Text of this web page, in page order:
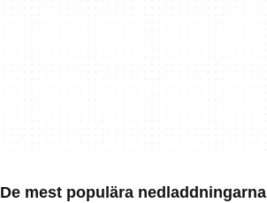
De mest populära nedladdningarna